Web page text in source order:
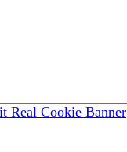
Real Cookie Banner